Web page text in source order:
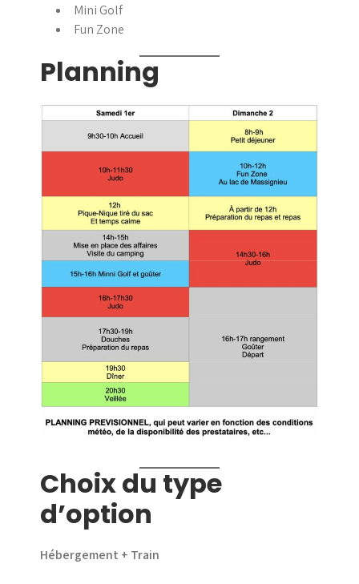
Mini Golf
Fun Zone
Planning
Choix du type
d’option
Hébergement + Train